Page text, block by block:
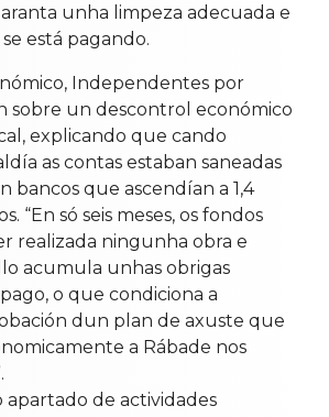
unha limpeza adecuada e
está pagando.
Independentes por
sobre un descontrol económico
explicando que cando
as contas estaban saneadas
bancos que ascendían a 1,4
“En só seis meses, os fondos
realizada ningunha obra e
acumula unhas obrigas
o que condiciona a
dun plan de axuste que
a Rábade nos
apartado de actividades